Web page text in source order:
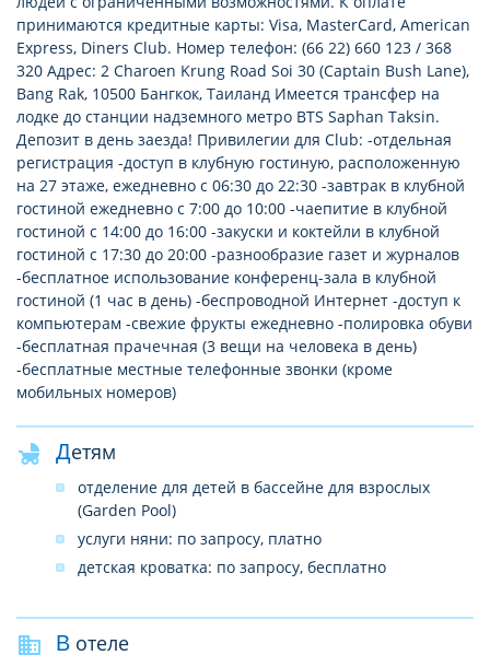
принимаются кредитные карты: Visa, MasterCard, American
Express, Diners Club. Номер телефон: (66 22) 660 123 / 368
320 Адрес: 2 Charoen Krung Road Soi 30 (Captain Bush Lane),
Bang Rak, 10500 Бангкок, Таиланд Имеется трансфер на
лодке до станции надземного метро BTS Saphan Taksin.
Депозит в день заезда! Привилегии для Club: -отдельная
регистрация -доступ в клубную гостиную, расположенную
на 27 этаже, ежедневно с 06:30 до 22:30 -завтрак в клубной
гостиной ежедневно с 7:00 до 10:00 -чаепитие в клубной
гостиной с 14:00 до 16:00 -закуски и коктейли в клубной
гостиной с 17:30 до 20:00 -разнообразие газет и журналов
-бесплатное использование конференц-зала в клубной
гостиной (1 час в день) -беспроводной Интернет -доступ к
компьютерам -свежие фрукты ежедневно -полировка обуви
-бесплатная прачечная (3 вещи на человека в день)
-бесплатные местные телефонные звонки (кроме
мобильных номеров)
Детям
отделение для детей в бассейне для взрослых
(Garden Pool)
услуги няни: по запросу, платно
детская кроватка: по запросу, бесплатно
В отеле